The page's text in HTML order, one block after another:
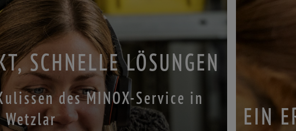
SCHNELLE LÖSUNGEN
des MINOX-Service in
Wetzlar
EIN